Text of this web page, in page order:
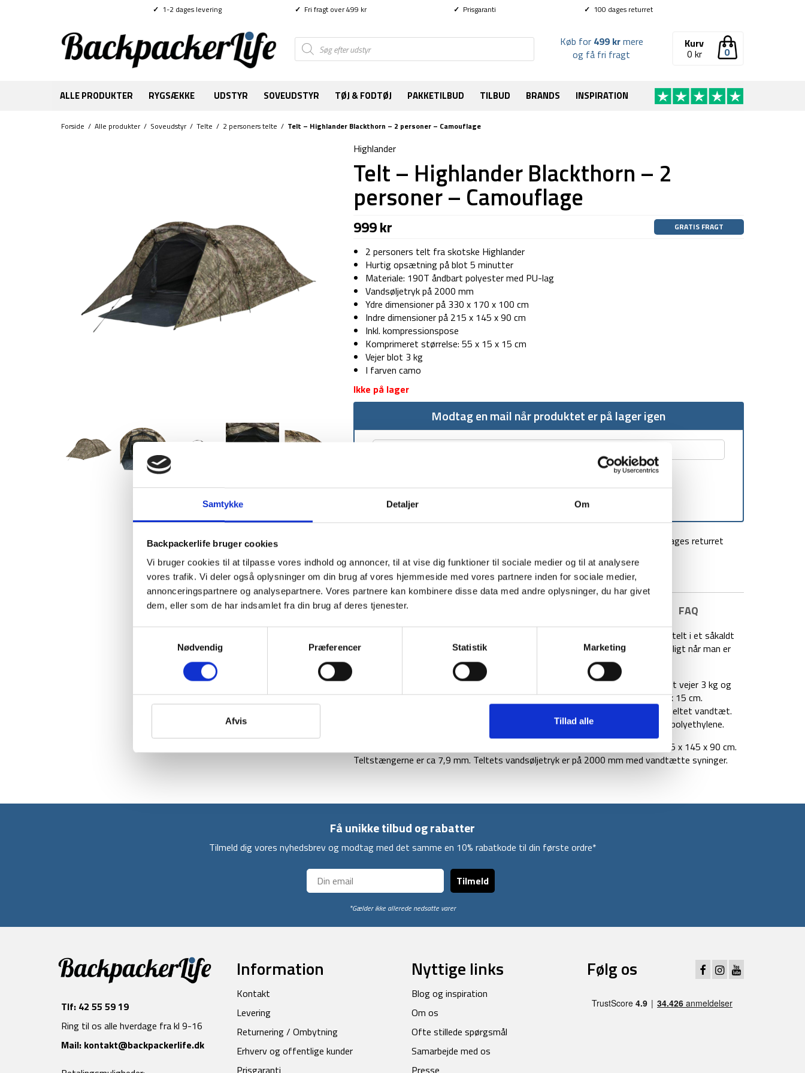
Samtykke Detaljer Om
Backpackerlife bruger cookies
Vi bruger cookies til at tilpasse vores indhold og annoncer, til at vise dig funktioner til sociale medier og til at analysere
vores trafik. Vi deler også oplysninger om din brug af vores hjemmeside med vores partnere inden for sociale medier,
annonceringspartnere og analysepartnere. Vores partnere kan kombinere disse data med andre oplysninger, du har givet
dem, eller som de har indsamlet fra din brug af deres tjenester.
Nødvendig
Præferencer Statistik Marketing
Afvis Tillad alle
✓ 1-2 dages levering ✓ Fri fragt over 499 kr ✓ Prisgaranti ✓ 100 dages returret
Products
search 0
Kurv
0 kr
Køb for 499 krmere
og få fri fragt
ALLE PRODUKTER RYGSÆKKE UDSTYR SOVEUDSTYR TØJ & FODTØJ PAKKETILBUD TILBUD BRANDS INSPIRATION
Forside / Alle produkter/ Soveudstyr/ Telte / 2 personers telte / Telt – Highlander Blackthorn – 2 personer – Camouflage
Highlander
Telt – Highlander Blackthorn – 2
personer – Camouflage
999kr GRATIS FRAGT
2 personers telt fra skotske Highlander
Hurtig opsætning på blot 5 minutter
Materiale: 190T åndbart polyester med PU-lag
Vandsøljetryk på 2000 mm
Ydre dimensioner på 330 x 170 x 100 cm
Indre dimensioner på 215 x 145 x 90 cm
Inkl. kompressionspose
Komprimeret størrelse: 55 x 15 x 15 cm
Vejer blot 3 kg
I farven camo
Ikke på lager
Modtag en mail når produktet er på lager igen
100 dages returret
BESKRIVELSE FAQ
Skotske Highlanders Blackthorn 2 personers telt er et backpacking og outdoor telt i et såkaldt
tunnel design. Teltet er kendetegnet ved hurtig opsætning, som er meget belejligt når man er
ude i naturen. Opsætningstid på 5 minutter.
Teltet har et ydre teltområde, hvor man kan sætte sit gear og rygsække. Teltet vejer 3 kg og
har en nedpakningsstørrelse i den medfølgende kompressionspose på 55 x 15 x 15 cm.
Materialet er lavet af et ydre i 190T åndbart polyester med PU-lag der holder teltet vandtæt.
Stængerne er af fiberglas og underlaget er lavet i et hårdført materiale kaldet polyethylene.
Teltet har ydre dimensioner på 330 x 170 x 100 cm og indre dimensioner på 215 x 145 x 90 cm.
Teltstængerne er ca 7,9 mm. Teltets vandsøljetryk er på 2000 mm med vandtætte syninger.
Få unikke tilbud og rabatter
Tilmeld dig vores nyhedsbrev og modtag med det samme en 10% rabatkode til din første ordre*
Tilmeld
*Gælder ikke allerede nedsatte varer
Tlf: 42 55 59 19
Ring til os alle hverdage fra kl 9-16
Mail: kontakt@backpackerlife.dk
Information
Kontakt
Levering
Returnering / Ombytning
Erhverv og offentlige kunder
Prisgaranti
Nyttige links
Blog og inspiration
Om os
Ofte stillede spørgsmål
Samarbejde med os
Presse
Følg os